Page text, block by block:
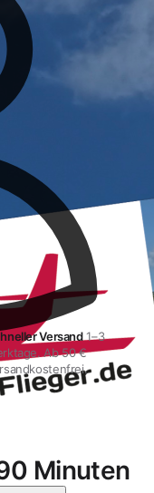
Versand 1–3
Ab 50 €
Minuten